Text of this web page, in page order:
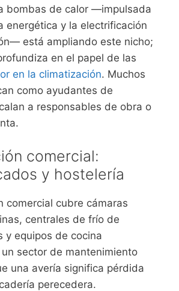
bombas de calor —impulsada
energética y la electrificación
está ampliando este nicho;
en el papel de las
en la climatización. Muchos
como ayudantes de
a responsables de obra o
comercial:
y hostelería
comercial cubre cámaras
centrales de frío de
y equipos de cocina
sector de mantenimiento
una avería significa pérdida
perecedera.